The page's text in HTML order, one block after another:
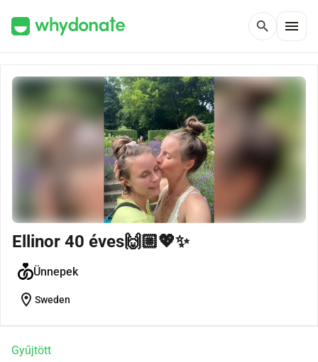
search menu
Ellinor 40 éves🙌🏼💖✨
Ünnepek
location_on Sweden
Gyűjtött